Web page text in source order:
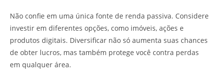
Não confie em uma única fonte de renda passiva. Considere
investir em diferentes opções, como imóveis, ações e
produtos digitais. Diversificar não só aumenta suas chances
de obter lucros, mas também protege você contra perdas
em qualquer área.